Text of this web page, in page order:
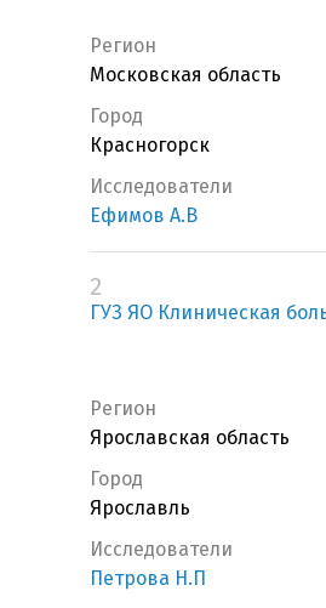
Регион
Московская область
Город
Красногорск
Исследователи
Ефимов А.В
2
ГУЗ ЯО Клиническая
Регион
Ярославская область
Город
Ярославль
Исследователи
Петрова Н.П